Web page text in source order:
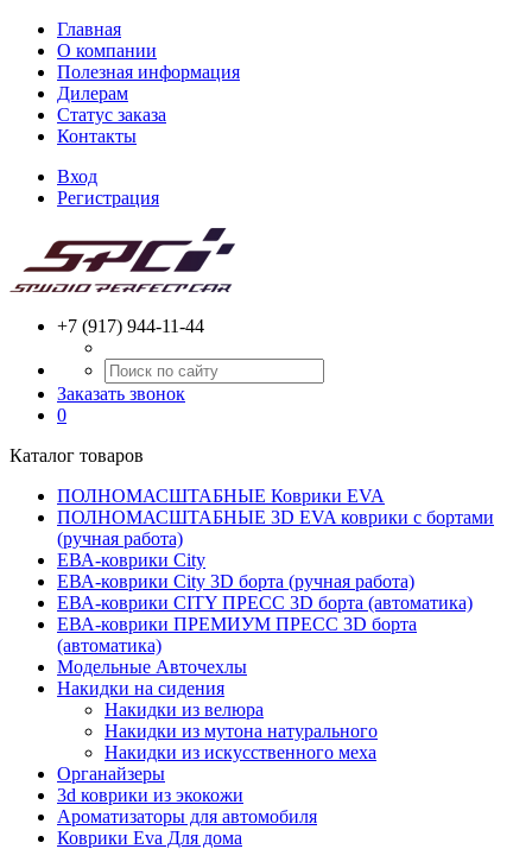
Главная
О компании
Полезная информация
Дилерам
Статус заказа
Контакты
Вход
Регистрация
+7 (917) 944-11-44
Заказать звонок
0
Каталог товаров
ПОЛНОМАСШТАБНЫЕ Коврики EVA
ПОЛНОМАСШТАБНЫЕ 3D EVA коврики с бортами
(ручная работа)
ЕВА-коврики City
ЕВА-коврики City 3D борта (ручная работа)
ЕВА-коврики CITY ПРЕСС 3D борта (автоматика)
ЕВА-коврики ПРЕМИУМ ПРЕСС 3D борта
(автоматика)
Модельные Авточехлы
Накидки на сидения
Накидки из велюра
Накидки из мутона натурального
Накидки из искусственного меха
Органайзеры
3d коврики из экокожи
Ароматизаторы для автомобиля
Коврики Eva Для дома